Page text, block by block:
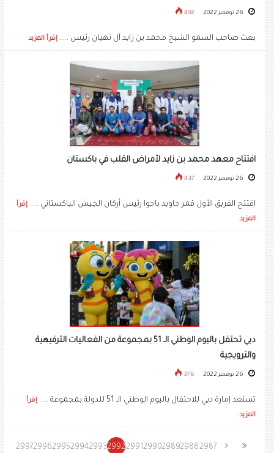
402
بعث صاحب السمو الشيخ محمد بن زايد آل نهيان رئيس ..... إقرأ المزيد
افتتاح معهد محمد بن زايد لأمراض القلب في باكستان
437
افتتح الفريق الأول قمر جاويد باجوا رئيس أركان الجيش الباكستاني ..... إقرأ
المزيد
دبي تحتفل باليوم الوطني الـ 51 بمجموعة من الفعاليات الترفيهية
والترويجية
376
تستعد إمارة دبي للاحتفال باليوم الوطني الـ 51 للدولة بمجموعة .....
إقرأ
المزيد
2987
2988
2989
2990
2991
2992
2993
2994
2995
2996
2997